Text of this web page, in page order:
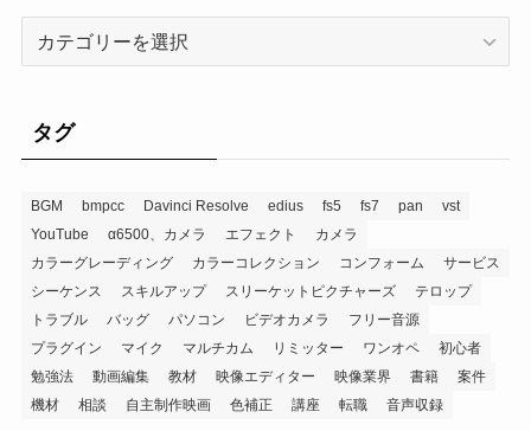
タグ
BGM bmpcc Davinci Resolve edius fs5 fs7 pan
vst
YouTube
α6500、カメラ エフェクト
カメラ
カラーグレーディング
カラーコレクション コンフォーム
サービス
シーケンス
スキルアップ スリーケットピクチャーズ
テロップ
トラブル
バッグ パソコン ビデオカメラ
フリー音源
プラグイン
マイク マルチカム リミッター ワンオペ
初心者
勉強法
動画編集 教材 映像エディター 映像業界 書籍
案件
機材
相談 自主制作映画 色補正 講座 転職 音声収録